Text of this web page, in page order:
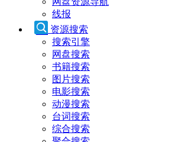
线报
资源搜索
搜索引擎
网盘搜索
书籍搜索
图片搜索
电影搜索
动漫搜索
台词搜索
综合搜索